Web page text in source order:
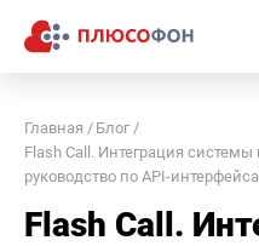
Главная
Блог
Flash Call. Интеграция
руководство по API-
Flash Call.